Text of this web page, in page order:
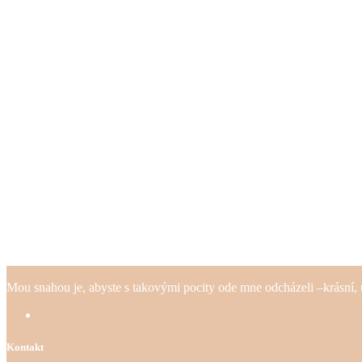
Mou snahou je, abyste s takovými pocity ode mne odcházeli
Kontakt